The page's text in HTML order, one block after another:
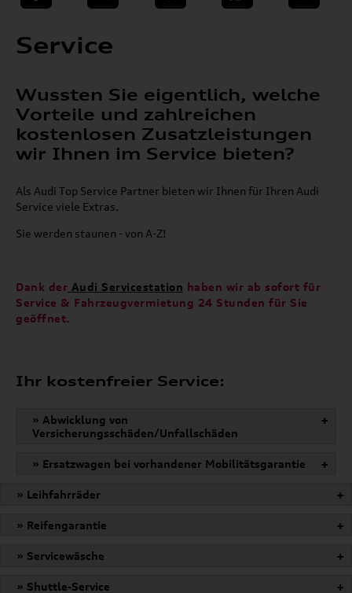
Service
Wussten Sie eigentlich, welche
Vorteile und zahlreichen
kostenlosen Zusatzleistungen
wir Ihnen im Service bieten?
Als Audi Top Service Partner bieten wir Ihnen für Ihren Audi
Service viele Extras.
Sie werden staunen - von A-Z!
Dank der Audi Servicestation haben wir ab sofort für
Service & Fahrzeugvermietung 24 Stunden für Sie
geöffnet.
Ihr kostenfreier Service:
» Abwicklung von
Versicherungsschäden/Unfallschäden
+
» Ersatzwagen bei vorhandener Mobilitätsgarantie +
» Leihfahrräder +
» Reifengarantie +
» Servicewäsche +
» Shuttle-Service +